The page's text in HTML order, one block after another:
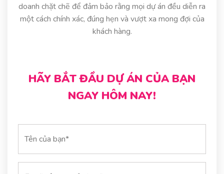
doanh chặt chẽ để đảm bảo rằng mọi dự án đều diễn ra
một cách chính xác, đúng hẹn và vượt xa mong đợi của
khách hàng.
HÃY BẮT ĐẦU DỰ ÁN CỦA BẠN
NGAY HÔM NAY!